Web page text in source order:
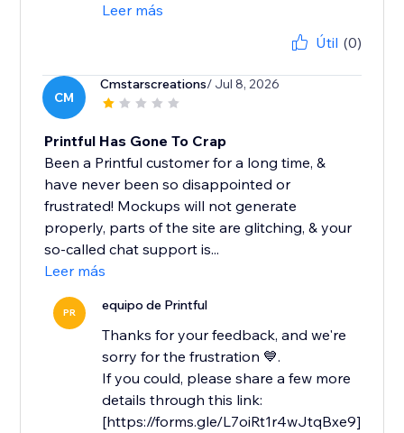
Leer más
Útil (0)
CM
Cmstarscreations/ Jul 8, 2026
Printful Has Gone To Crap
Been a Printful customer for a long time, &
have never been so disappointed or
frustrated! Mockups will not generate
properly, parts of the site are glitching, & your
so-called chat support is...
Leer más
PR equipo de Printful
Thanks for your feedback, and we're
sorry for the frustration 💙.
If you could, please share a few more
details through this link:
[https://forms.gle/L7oiRt1r4wJtqBxe9]